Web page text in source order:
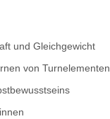
und Gleichgewicht
von Turnelementen